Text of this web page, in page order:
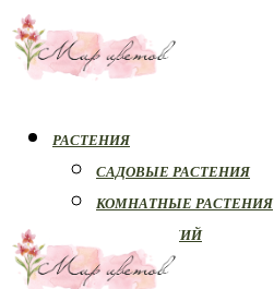
РАСТЕНИЯ
САДОВЫЕ РАСТЕНИЯ
КОМНАТНЫЕ РАСТЕНИЯ
БОЛЕЗНИ РАСТЕНИЙ
ОРХИДЕИ